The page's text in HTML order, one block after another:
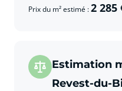
Prix du m² estimé :2 285
Estimation
Revest-du-